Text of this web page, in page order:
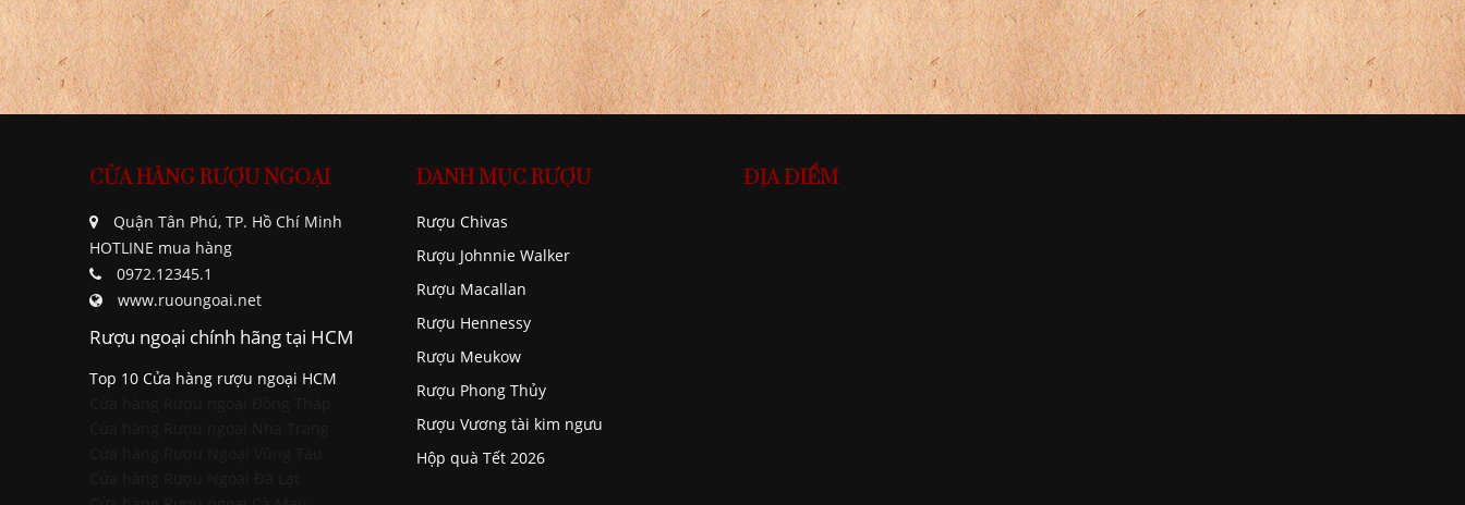
CỬA HÀNG RƯỢU NGOẠI
Quận Tân Phú, TP. Hồ Chí Minh
HOTLINE mua hàng
0972.12345.1
www.ruoungoai.net
Rượu ngoại chính hãng tại HCM
Top 10 Cửa hàng rượu ngoại HCM
DANH MỤC RƯỢU
Rượu Chivas
Rượu Johnnie Walker
Rượu Macallan
Rượu Hennessy
Rượu Meukow
Rượu Phong Thủy
Rượu Vương tài kim ngưu
Hộp quà Tết 2026
ĐỊA ĐIỂM